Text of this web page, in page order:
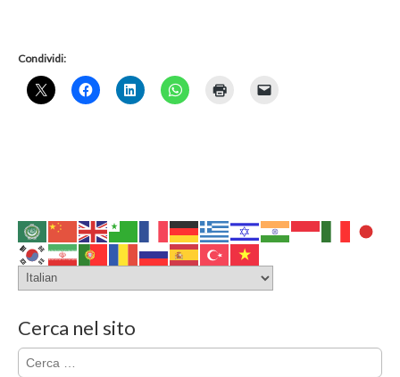
Condividi:
Cerca nel sito
Ricerca